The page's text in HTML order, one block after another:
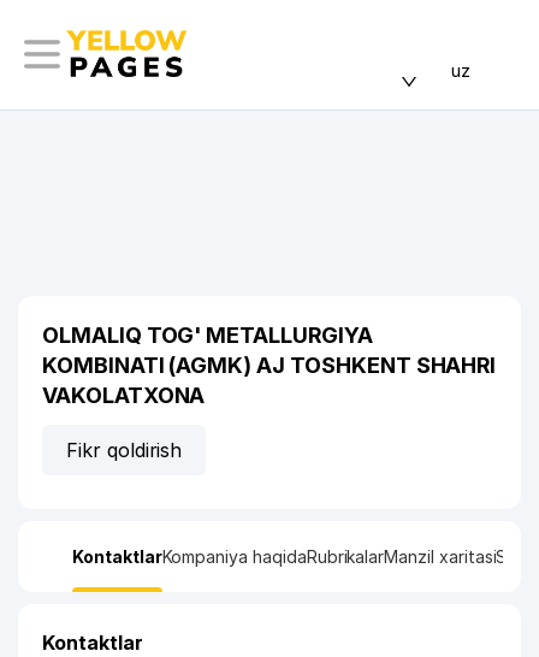
uz
OLMALIQ TOG' METALLURGIYA
KOMBINATI (AGMK) AJ TOSHKENT SHAHRI
VAKOLATXONA
Fikr qoldirish
KontaktlarKompaniya haqidaRubrikalarManzil xaritasi
Kontaktlar